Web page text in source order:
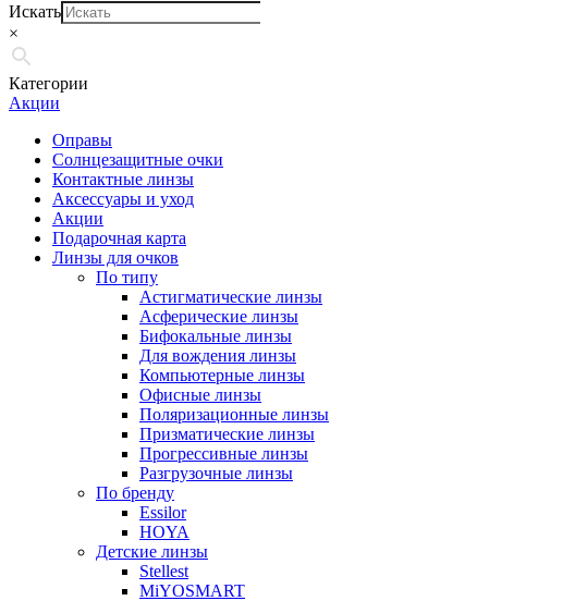
Искать
×
Категории
Акции
Оправы
Солнцезащитные очки
Контактные линзы
Аксессуары и уход
Акции
Подарочная карта
Линзы для очков
По типу
Астигматические линзы
Асферические линзы
Бифокальные линзы
Для вождения линзы
Компьютерные линзы
Офисные линзы
Поляризационные линзы
Призматические линзы
Прогрессивные линзы
Разгрузочные линзы
По бренду
Essilor
HOYA
Детские линзы
Stellest
MiYOSMART